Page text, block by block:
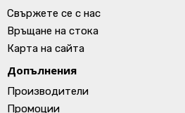
Свържете се с нас
Връщане на стока
Карта на сайта
Допълнения
Производители
Промоции